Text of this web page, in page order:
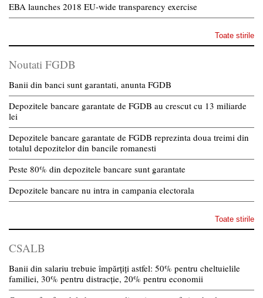
EBA launches 2018 EU-wide transparency exercise
Toate stirile
Noutati FGDB
Banii din banci sunt garantati, anunta FGDB
Depozitele bancare garantate de FGDB au crescut cu 13 miliarde
lei
Depozitele bancare garantate de FGDB reprezinta doua treimi din
totalul depozitelor din bancile romanesti
Peste 80% din depozitele bancare sunt garantate
Depozitele bancare nu intra in campania electorala
Toate stirile
CSALB
Banii din salariu trebuie împărțiți astfel: 50% pentru cheltuielile
familiei, 30% pentru distracție, 20% pentru economii